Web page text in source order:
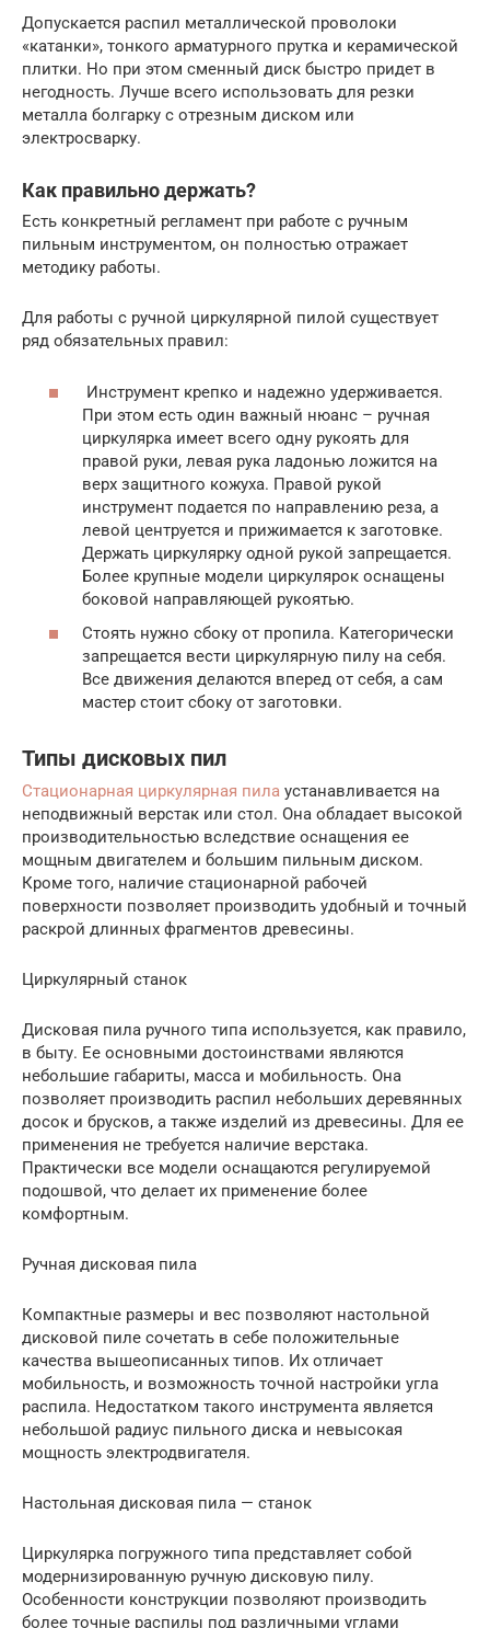
Допускается распил металлической проволоки
«катанки», тонкого арматурного прутка и керамической
плитки. Но при этом сменный диск быстро придет в
негодность. Лучше всего использовать для резки
металла болгарку с отрезным диском или
электросварку.
Как правильно держать?
Есть конкретный регламент при работе с ручным
пильным инструментом, он полностью отражает
методику работы.
Для работы с ручной циркулярной пилой существует
ряд обязательных правил:
Инструмент крепко и надежно удерживается.
При этом есть один важный нюанс – ручная
циркулярка имеет всего одну рукоять для
правой руки, левая рука ладонью ложится на
верх защитного кожуха. Правой рукой
инструмент подается по направлению реза, а
левой центруется и прижимается к заготовке.
Держать циркулярку одной рукой запрещается.
Более крупные модели циркулярок оснащены
боковой направляющей рукоятью.
Стоять нужно сбоку от пропила. Категорически
запрещается вести циркулярную пилу на себя.
Все движения делаются вперед от себя, а сам
мастер стоит сбоку от заготовки.
Типы дисковых пил
Стационарная циркулярная пила устанавливается на
неподвижный верстак или стол. Она обладает высокой
производительностью вследствие оснащения ее
мощным двигателем и большим пильным диском.
Кроме того, наличие стационарной рабочей
поверхности позволяет производить удобный и точный
раскрой длинных фрагментов древесины.
Циркулярный станок
Дисковая пила ручного типа используется, как правило,
в быту. Ее основными достоинствами являются
небольшие габариты, масса и мобильность. Она
позволяет производить распил небольших деревянных
досок и брусков, а также изделий из древесины. Для ее
применения не требуется наличие верстака.
Практически все модели оснащаются регулируемой
подошвой, что делает их применение более
комфортным.
Ручная дисковая пила
Компактные размеры и вес позволяют настольной
дисковой пиле сочетать в себе положительные
качества вышеописанных типов. Их отличает
мобильность, и возможность точной настройки угла
распила. Недостатком такого инструмента является
небольшой радиус пильного диска и невысокая
мощность электродвигателя.
Настольная дисковая пила — станок
Циркулярка погружного типа представляет собой
модернизированную ручную дисковую пилу.
Особенности конструкции позволяют производить
более точные распилы под различными углами